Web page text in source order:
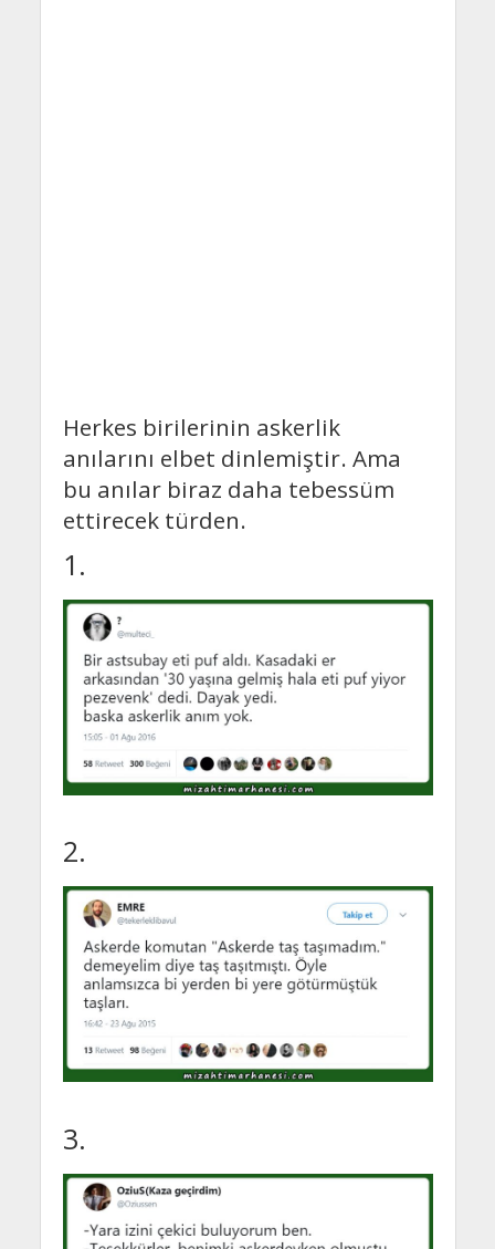
Herkes birilerinin askerlik
anılarını elbet dinlemiştir. Ama
bu anılar biraz daha tebessüm
ettirecek türden.
1.
2.
3.